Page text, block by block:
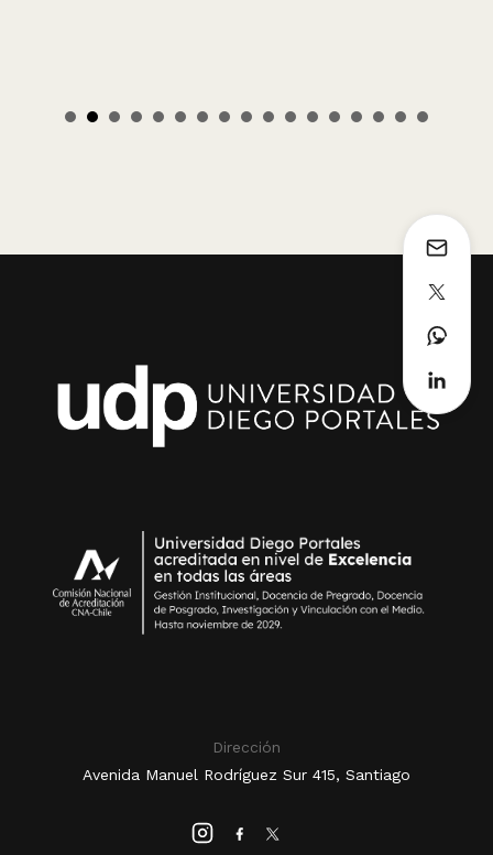
Dirección
Avenida Manuel Rodríguez Sur 415, Santiago